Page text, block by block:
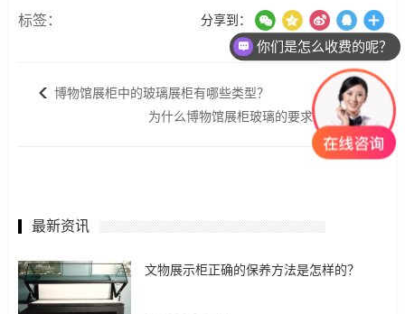
标签： 分享到：
博物馆展柜中的玻璃展柜有哪些类型？
为什么博物馆展柜玻璃的要求很高？
最新资讯
文物展示柜正确的保养方法是怎样的？
你们是怎么收费的呢？